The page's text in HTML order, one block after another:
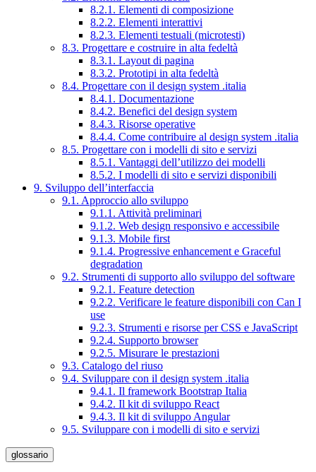
8.2.1. Elementi di composizione
8.2.2. Elementi interattivi
8.2.3. Elementi testuali (microtesti)
8.3. Progettare e costruire in alta fedeltà
8.3.1. Layout di pagina
8.3.2. Prototipi in alta fedeltà
8.4. Progettare con il design system .italia
8.4.1. Documentazione
8.4.2. Benefici del design system
8.4.3. Risorse operative
8.4.4. Come contribuire al design system .italia
8.5. Progettare con i modelli di sito e servizi
8.5.1. Vantaggi dell’utilizzo dei modelli
8.5.2. I modelli di sito e servizi disponibili
9. Sviluppo dell’interfaccia
9.1. Approccio allo sviluppo
9.1.1. Attività preliminari
9.1.2. Web design responsivo e accessibile
9.1.3. Mobile first
9.1.4. Progressive enhancement e Graceful
degradation
9.2. Strumenti di supporto allo sviluppo del software
9.2.1. Feature detection
9.2.2. Verificare le feature disponibili con Can I
use
9.2.3. Strumenti e risorse per CSS e JavaScript
9.2.4. Supporto browser
9.2.5. Misurare le prestazioni
9.3. Catalogo del riuso
9.4. Sviluppare con il design system .italia
9.4.1. Il framework Bootstrap Italia
9.4.2. Il kit di sviluppo React
9.4.3. Il kit di sviluppo Angular
9.5. Sviluppare con i modelli di sito e servizi
glossario